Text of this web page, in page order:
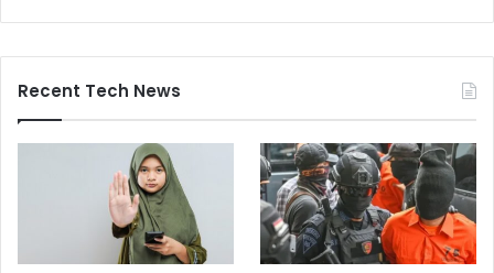
Recent Tech News